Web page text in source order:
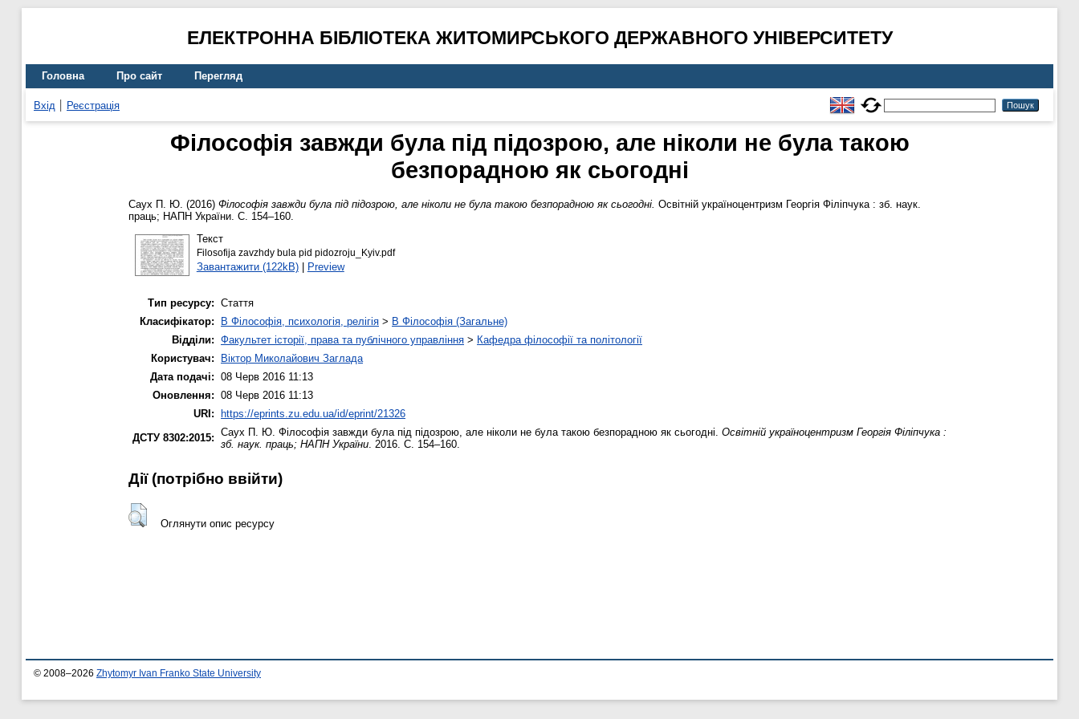
ЕЛЕКТРОННА БІБЛІОТЕКА ЖИТОМИРСЬКОГО ДЕРЖАВНОГО УНІВЕРСИТЕТУ
Головна Про сайт Перегляд
Вхід Реєстрація
Філософія завжди була під підозрою, але ніколи не була такою
безпорадною як сьогодні
Саух П. Ю. (2016) Філософія завжди була під підозрою, але ніколи не була такою безпорадною як сьогодні. Освітній україноцентризм Георгія Філіпчука : зб. наук.
праць; НАПН України. С. 154–160.
Текст
Filosofija zavzhdy bula pid pidozroju_Kyiv.pdf
Завантажити (122kB)| Preview
Тип ресурсу: Стаття
Класифікатор:
B Філософія, психологія, релігія > B Філософія (Загальне)
Відділи: Факультет історії, права та публічного управління > Кафедра філософії та політології
Користувач:
Віктор Миколайович Заглада
Дата подачі: 08 Черв 2016 11:13
Оновлення: 08 Черв 2016 11:13
URI:
https://eprints.zu.edu.ua/id/eprint/21326
ДСТУ 8302:2015: Саух П. Ю. Філософія завжди була під підозрою, але ніколи не була такою безпорадною як сьогодні. Освітній україноцентризм Георгія Філіпчука :
зб. наук. праць; НАПН України. 2016. С. 154–160.
Дії ​​(потрібно ввійти)
Оглянути опис ресурсу
© 2008–2026 Zhytomyr Ivan Franko State University